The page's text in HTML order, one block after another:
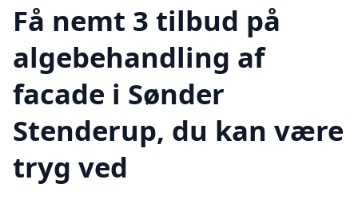
Få nemt 3 tilbud på
algebehandling af
facade i Sønder
Stenderup, du kan være
tryg ved